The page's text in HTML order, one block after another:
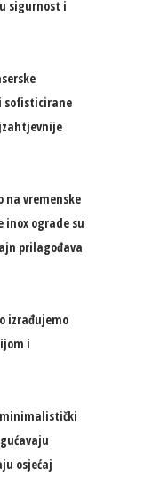
sigurnost i
sofisticirane
na vremenske
ograde su
prilagođava
izrađujemo
i
osjećaj